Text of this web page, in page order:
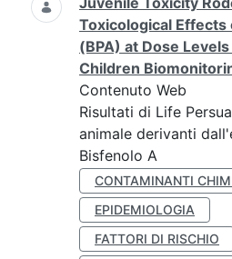
Toxicological Effects
(BPA) at Dose
Children
Contenuto Web
Risultati di Life
animale derivanti
Bisfenolo A
CONTAMINANTI
EPIDEMIOLOGIA
FATTORI DI RISCHIO